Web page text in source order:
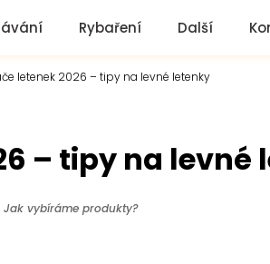
Rybaření Další
letenek 2026 – tipy na levné letenky
– tipy na levné
Jak vybíráme produkty?